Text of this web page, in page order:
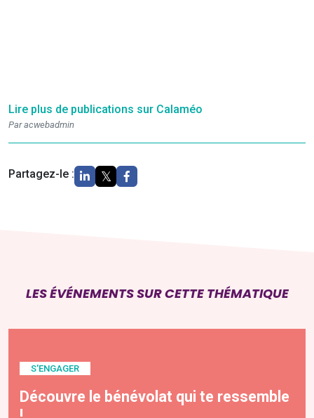
Lire plus de publications sur Calaméo
Par acwebadmin
Partagez-le :
LES ÉVÉNEMENTS SUR CETTE THÉMATIQUE
S'ENGAGER
Découvre le bénévolat qui te ressemble